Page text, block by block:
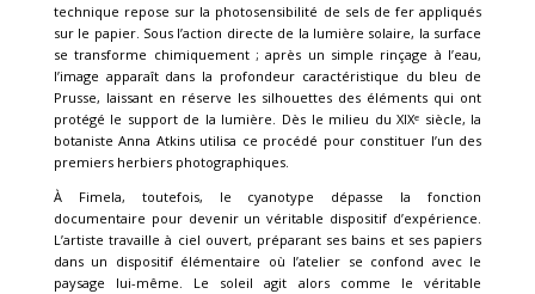
technique repose sur la photosensibilité de sels de fer appliqués
sur le papier. Sous l’action directe de la lumière solaire, la surface
se transforme chimiquement ; après un simple rinçage à l’eau,
l’image apparaît dans la profondeur caractéristique du bleu de
Prusse, laissant en réserve les silhouettes des éléments qui ont
protégé le support de la lumière. Dès le milieu du XIXᵉ siècle, la
botaniste Anna Atkins utilisa ce procédé pour constituer l’un des
premiers herbiers photographiques.
À Fimela, toutefois, le cyanotype dépasse la fonction
documentaire pour devenir un véritable dispositif d’expérience.
L’artiste travaille à ciel ouvert, préparant ses bains et ses papiers
dans un dispositif élémentaire où l’atelier se confond avec le
paysage lui-même. Le soleil agit alors comme le véritable